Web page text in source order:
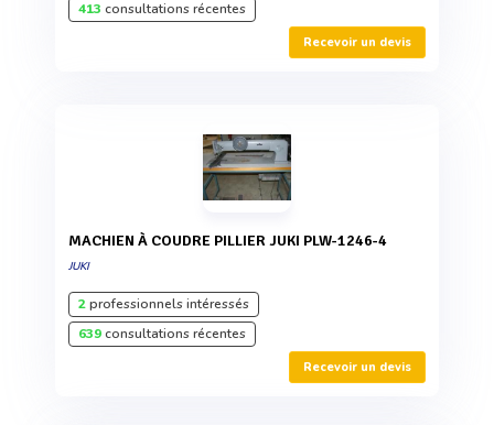
413 consultations récentes
Recevoir un devis
MACHIEN À COUDRE PILLIER JUKI PLW-1246-4
JUKI
2professionnels intéressés
639consultations récentes
Recevoir un devis